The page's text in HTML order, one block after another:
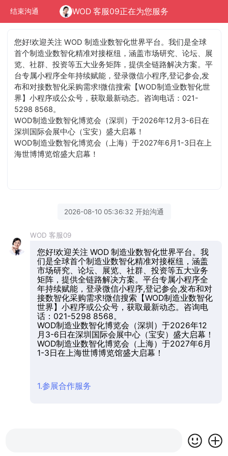
结束沟通 WOD 客服09正在为您服务
您好!欢迎关注 WOD 制造业数智化世界平台。我们是全球
首个制造业数智化精准对接枢纽，涵盖市场研究、论坛、展
览、社群、投资等五大业务矩阵，提供全链路解决方案。平
台专属小程序全年持续赋能，登录微信小程序,登记参会,发
布和对接数智化采购需求!微信搜索【WOD制造业数智化世
界】小程序或公众号，获取最新动态。咨询电话：021-
5298 8568。
WOD制造业数智化博览会（深圳）于2026年12月3-6日在
深圳国际会展中心（宝安）盛大启幕！
WOD制造业数智化博览会（上海）于2027年6月1-3日在上
海世博博览馆盛大启幕！
2026-08-10 05:36:32 开始沟通
WOD 客服09
您好!欢迎关注 WOD 制造业数智化世界平台。我
们是全球首个制造业数智化精准对接枢纽，涵盖
市场研究、论坛、展览、社群、投资等五大业务
矩阵，提供全链路解决方案。平台专属小程序全
年持续赋能，登录微信小程序,登记参会,发布和对
接数智化采购需求!微信搜索【WOD制造业数智化
世界】小程序或公众号，获取最新动态。咨询电
话：021-5298 8568。
WOD制造业数智化博览会（深圳）于2026年12
月3-6日在深圳国际会展中心（宝安）盛大启幕！
WOD制造业数智化博览会（上海）于2027年6月
1-3日在上海世博博览馆盛大启幕！
1.参展合作服务